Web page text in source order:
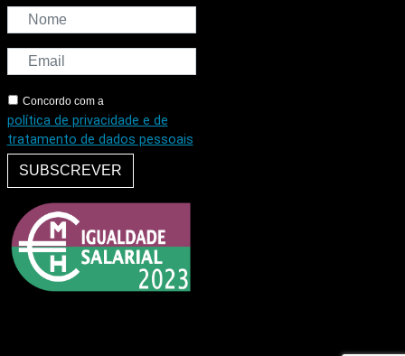
Concordo com a
política de privacidade e de
tratamento de dados pessoais
SUBSCREVER